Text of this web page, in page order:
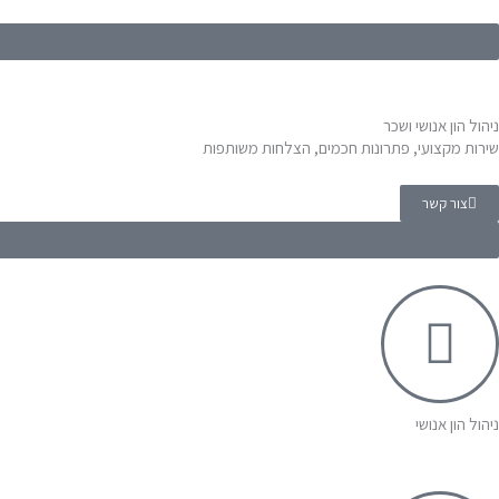
ניהול הון אנושי ושכר
שירות מקצועי, פתרונות חכמים, הצלחות משותפות
צור קשר
ניהול הון אנושי